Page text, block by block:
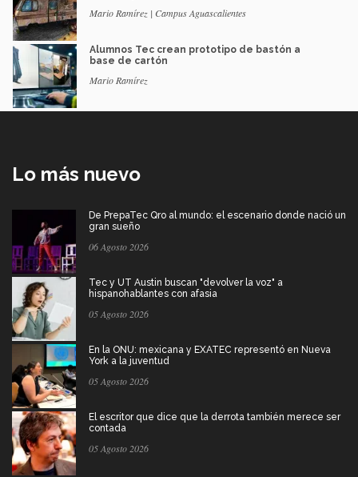
Mario Ramírez | Campus Aguascalientes
Alumnos Tec crean prototipo de bastón a
base de cartón
Mario Ramírez
Lo más nuevo
De PrepaTec Qro al mundo: el escenario donde nació un
gran sueño
06 Agosto 2026
Tec y UT Austin buscan "devolver la voz" a
hispanohablantes con afasia
05 Agosto 2026
En la ONU: mexicana y EXATEC representó en Nueva
York a la juventud
05 Agosto 2026
El escritor que dice que la derrota también merece ser
contada
05 Agosto 2026